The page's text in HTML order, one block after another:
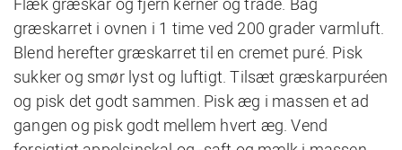
græskarret i ovnen i 1 time ved 200 grader varmluft.
Blend herefter græskarret til en cremet puré. Pisk
sukker og smør lyst og luftigt. Tilsæt græskarpuréen
og pisk det godt sammen. Pisk æg i massen et ad
gangen og pisk godt mellem hvert æg. Vend